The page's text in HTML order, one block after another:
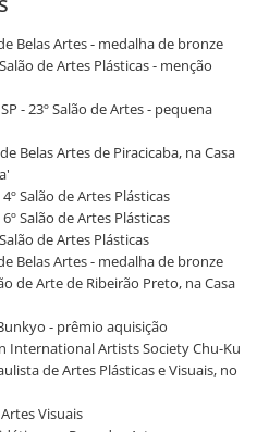
Belas Artes - medalha de bronze
de Artes Plásticas - menção
- 23º Salão de Artes - pequena
Belas Artes de Piracicaba, na Casa
Salão de Artes Plásticas
Salão de Artes Plásticas
de Artes Plásticas
Belas Artes - medalha de bronze
de Arte de Ribeirão Preto, na Casa
- prêmio aquisição
International Artists Society Chu-Ku
de Artes Plásticas e Visuais, no
Visuais